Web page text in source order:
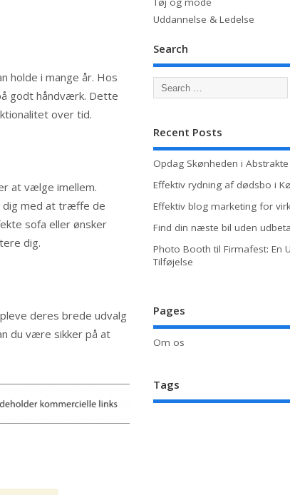
holde i mange år. Hos
godt håndværk. Dette
over tid.
at vælge imellem.
dig med at træffe de
sofa eller ønsker
dig.
deres brede udvalg
du være sikker på at
Uddannelse & Ledelse
Search
Recent Posts
Opdag Skønheden i
Effektiv rydning af dødsbo i
Effektiv blog marketing for
Find din næste bil uden
Photo Booth til Firmafest: En
Tilføjelse
Pages
Om os
Tags